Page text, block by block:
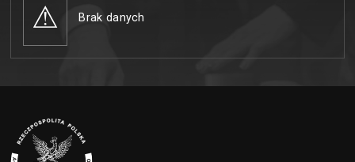
Brak danych